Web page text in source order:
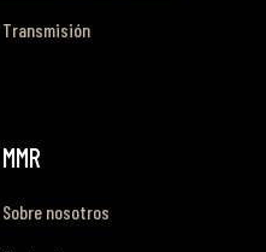
Transmisión
MMR
Sobre nosotros